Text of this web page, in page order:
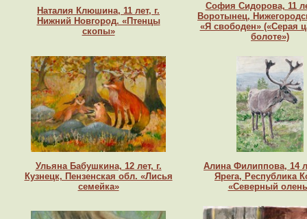
Наталия Клюшина, 11 лет, г.
Нижний Новгород. «Птенцы
скопы»
София Сидорова, 11
Воротынец,
«Я свободен» («Серая
болоте»)
Ульяна Бабушкина, 12 лет, г.
Кузнецк, Пензенская обл. «Лисья
семейка»
Алина Филиппова, 14
Ярега, Республика
«Северный